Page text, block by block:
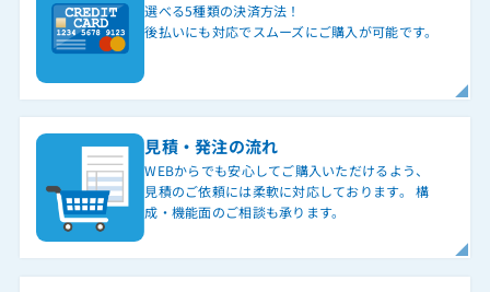
選べる5種類の決済方法！
後払いにも対応でスムーズにご購入が可能です。
見積・発注の流れ
WEBからでも安心してご購入いただけるよう、
見積のご依頼には柔軟に対応しております。 構
成・機能面のご相談も承ります。